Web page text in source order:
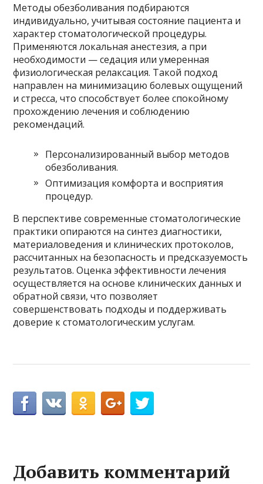
Методы обезболивания подбираются
индивидуально, учитывая состояние пациента и
характер стоматологической процедуры.
Применяются локальная анестезия, а при
необходимости — седация или умеренная
физиологическая релаксация. Такой подход
направлен на минимизацию болевых ощущений
и стресса, что способствует более спокойному
прохождению лечения и соблюдению
рекомендаций.
Персонализированный выбор методов
обезболивания.
Оптимизация комфорта и восприятия
процедур.
В перспективе современные стоматологические
практики опираются на синтез диагностики,
материаловедения и клинических протоколов,
рассчитанных на безопасность и предсказуемость
результатов. Оценка эффективности лечения
осуществляется на основе клинических данных и
обратной связи, что позволяет
совершенствовать подходы и поддерживать
доверие к стоматологическим услугам.
Добавить комментарий